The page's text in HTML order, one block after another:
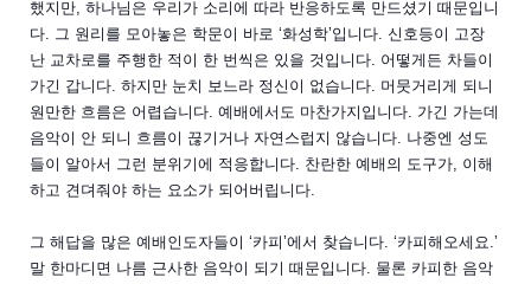
했지만, 하나님은 우리가 소리에 따라 반응하도록 만드셨기 때문입니
다. 그 원리를 모아놓은 학문이 바로 ‘화성학’입니다. 신호등이 고장
난 교차로를 주행한 적이 한 번씩은 있을 것입니다. 어떻게든 차들이
가긴 갑니다. 하지만 눈치 보느라 정신이 없습니다. 머뭇거리게 되니
원만한 흐름은 어렵습니다. 예배에서도 마찬가지입니다. 가긴 가는데
음악이 안 되니 흐름이 끊기거나 자연스럽지 않습니다. 나중엔 성도
들이 알아서 그런 분위기에 적응합니다. 찬란한 예배의 도구가, 이해
하고 견뎌줘야 하는 요소가 되어버립니다.
그 해답을 많은 예배인도자들이 ‘카피’에서 찾습니다. ‘카피해오세요.’
말 한마디면 나름 근사한 음악이 되기 때문입니다. 물론 카피한 음악